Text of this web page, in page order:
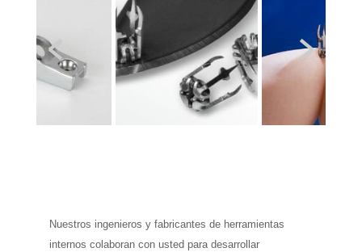
Nuestros ingenieros y fabricantes de herramientas
internos colaboran con usted para desarrollar